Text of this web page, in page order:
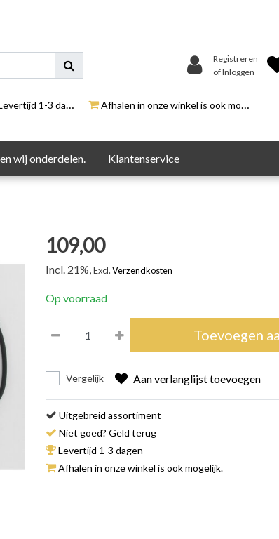
Registreren
of Inloggen
1-3 dagen Afhalen in onze winkel is ook mogelijk.
wij onderdelen. Klantenservice
109,00
Incl. 21%,Excl.Verzendkosten
Op voorraad
Toevoegen
Vergelijk Aan verlanglijst toevoegen
Uitgebreid assortiment
Niet goed? Geld terug
Levertijd 1-3 dagen
Afhalen in onze winkel is ook mogelijk.